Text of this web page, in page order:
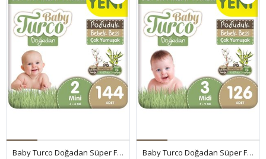
Baby Turco Doğadan Süper Fırsat Paketi Pofuduk Bebek Bezi 2 Numara Mini 144 Adet Baby Turco Doğadan Süper Fırsat Paketi Pofuduk Bebek Bezi 3 Numara Midi 126 Adet